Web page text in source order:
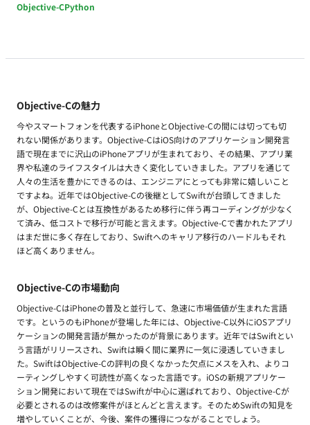
Objective-CPython
Objective-Cの魅力
今やスマートフォンを代表するiPhoneとObjective-Cの間には切っても切
れない関係があります。Objective-CはiOS向けのアプリケーション開発言
語で現在までに沢山のiPhoneアプリが生まれており、その結果、アプリ業
界や私達のライフスタイルは大きく変化していきました。アプリを通じて
人々の生活を豊かにできるのは、エンジニアにとっても非常に嬉しいこと
ですよね。近年ではObjective-Cの後継としてSwiftが台頭してきました
が、Objective-Cとは互換性があるため移行に伴う再コーディングが少なく
て済み、低コストで移行が可能と言えます。Objective-Cで書かれたアプリ
はまだ世に多く存在しており、Swiftへのキャリア移行のハードルもそれ
ほど高くありません。
Objective-Cの市場動向
Objective-CはiPhoneの普及と並行して、急速に市場価値が生まれた言語
です。というのもiPhoneが登場した年には、Objective-C以外にiOSアプリ
ケーションの開発言語が無かったのが背景にあります。近年ではSwiftとい
う言語がリリースされ、Swiftは瞬く間に業界に一気に浸透していきまし
た。SwiftはObjective-Cの評判の良くなかった欠点にメスを入れ、よりコ
ーティングしやすく可読性が高くなった言語です。iOSの新規アプリケー
ション開発において現在ではSwiftが中心に選ばれており、Objective-Cが
必要とされるのは改修案件がほとんどと言えます。そのためSwiftの知見を
増やしていくことが、今後、案件の獲得につながることでしょう。